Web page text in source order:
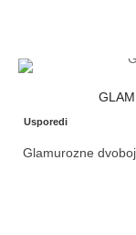
Usporedi
Glamurozne